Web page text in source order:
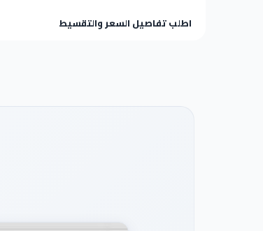
اطلب تفاصيل السعر والتقسيط